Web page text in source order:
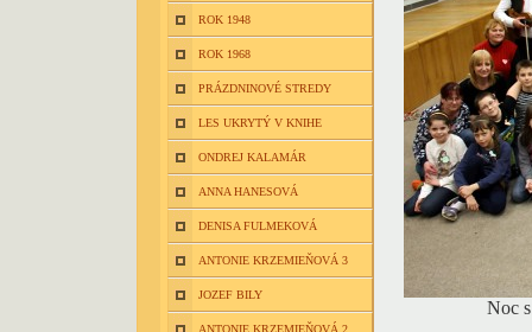
ROK 1948
ROK 1968
PRÁZDNINOVÉ STREDY
LES UKRYTÝ V KNIHE
ONDREJ KALAMÁR
ANNA HANESOVÁ
DENISA FULMEKOVÁ
ANTONIE KRZEMIEŇOVÁ 3
JOZEF BILY
ANTONIE KRZEMIEŇOVÁ 2
Noc